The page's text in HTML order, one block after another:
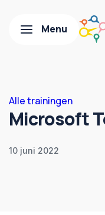
Alle trainingen
Microsoft
10 juni 2022